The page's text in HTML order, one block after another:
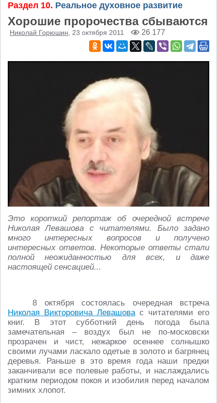
Раздел 10. Реальное духовное развитие
Хорошие пророчества сбываются
Николай Горюшин , 23 октября 2011 26 177
Это короткий репортаж об очередной встрече
Николая Левашова с читателями. Было задано
много интересных вопросов и получено
интересных ответов. Некоторые ответы стали
полной неожиданностью для всех, и даже
настоящей сенсацией...
8 октября состоялась очередная встреча
Николая Викторовича Левашовас читателями его
книг. В этот субботний день погода была
замечательная – воздух был не по-московски
прозрачен и чист, нежаркое осеннее солнышко
своими лучами ласкало одетые в золото и багрянец
деревья. Раньше в это время года наши предки
заканчивали все полевые работы, и наслаждались
кратким периодом покоя и изобилия перед началом
зимних хлопот.